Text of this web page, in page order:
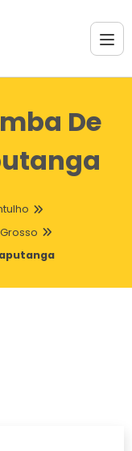
De